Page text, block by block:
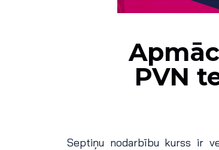
PVN
Septiņu nodarbību kurss ir